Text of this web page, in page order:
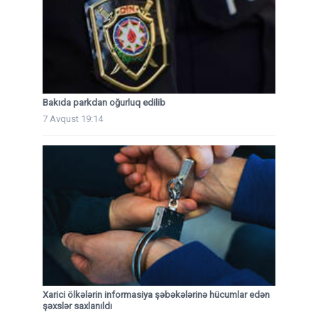
Bakıda parkdan oğurluq edilib
7 Avqust 19:14
Xarici ölkələrin informasiya şəbəkələrinə hücumlar edən
şəxslər saxlanıldı